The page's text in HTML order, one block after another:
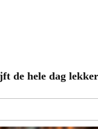
de hele dag